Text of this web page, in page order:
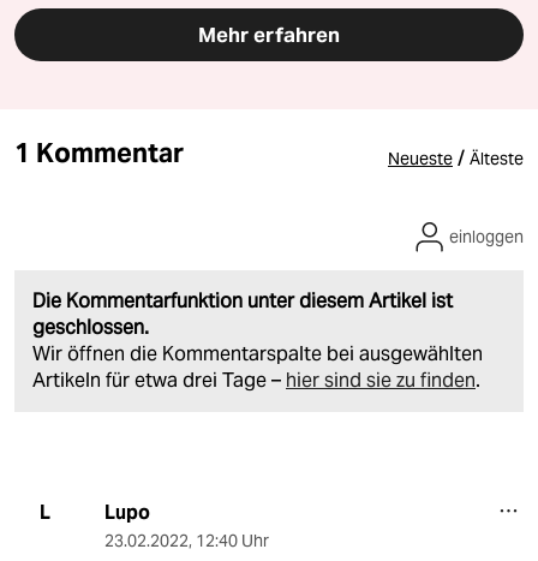
Mehr erfahren
1 Kommentar Neueste / Älteste
Die Kommentarfunktion unter diesem Artikel ist
geschlossen.
Wir öffnen die Kommentarspalte bei ausgewählten
Artikeln für etwa drei Tage – hier sind sie zu finden.
einloggen
L Lupo
23.02.2022, 12:40 Uhr